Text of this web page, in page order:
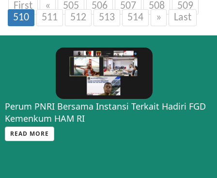
First « 505 506 507 508
509
510
511 512 513 514 » Last
Perum PNRI Bersama Instansi Terkait Hadiri FGD
Kemenkum HAM RI
READ MORE